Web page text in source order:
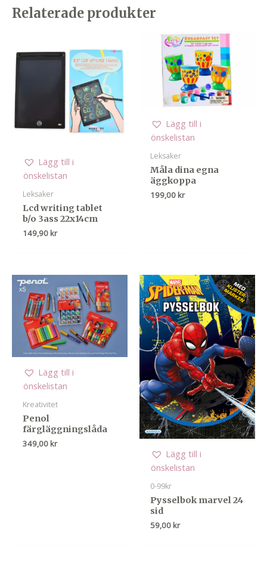
Relaterade produkter
Lägg till i
önskelistan
Leksaker
Lcd writing tablet
b/o 3ass 22x14cm
149,90 kr
Lägg till i
önskelistan
Leksaker
Måla dina egna
äggkoppa
199,00 kr
Lägg till i
önskelistan
Kreativitet
Penol
färgläggningslåda
349,00 kr
Lägg till i
önskelistan
0-99kr
Pysselbok marvel 24
sid
59,00 kr